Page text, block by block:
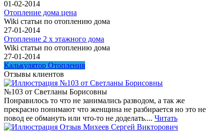
01-02-2014
Отопление дома цена
Wiki статьи по отоплению дома
27-01-2014
Отопление 2 х этажного дома
Wiki статьи по отоплению дома
27-01-2014
Калькулятор Отопления
Отзывы клиентов
№103 от Светланы Борисовны
Понравилось то что не занимались разводом, а так же
прекрасно понимают что женщина не разбирается но это не
повод ее обмануть или что-то не доделать.... Читать